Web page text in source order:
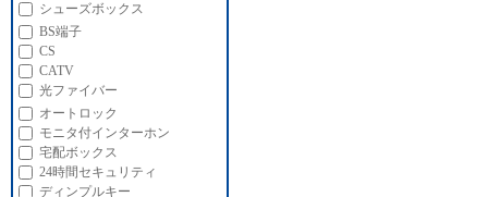
シューズボックス
BS端子
CS
CATV
光ファイバー
オートロック
モニタ付インターホン
宅配ボックス
24時間セキュリティ
ディンプルキー